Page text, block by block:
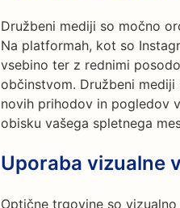
Družbeni mediji so močno
Na platformah, kot so
vsebino ter z rednimi
občinstvom. Družbeni
novih prihodov in pogledov
obisku vašega spletnega
Uporaba vizualne
Optične trgovine so